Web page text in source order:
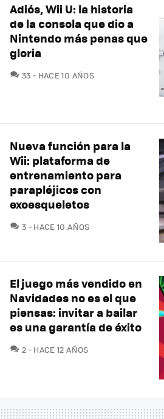
Adiós, Wii U: la historia
de la consola que dio a
Nintendo más penas que
gloria
33 COMENTARIOS
HACE 10 AÑOS
Nueva función para la
Wii: plataforma de
entrenamiento para
parapléjicos con
exoesqueletos
3 COMENTARIOS
HACE 10 AÑOS
El juego más vendido en
Navidades no es el que
piensas: invitar a bailar
es una garantía de éxito
2 COMENTARIOS
HACE 12 AÑOS